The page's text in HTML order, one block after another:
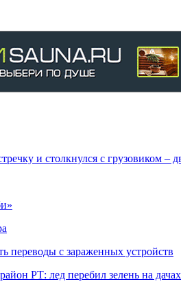
и столкнулся с грузовиком
переводы с зараженных устройств
РТ: лед перебил зелень на